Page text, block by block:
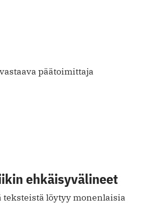
päätoimittaja
ehkäisyvälineet
löytyy monenlaisia